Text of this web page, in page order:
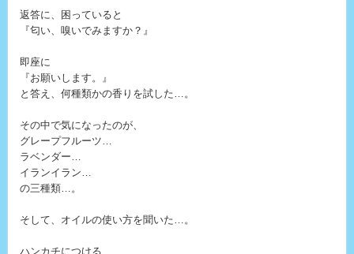
返答に、困っていると
『匂い、嗅いでみますか？』
即座に
『お願いします。』
と答え、何種類かの香りを試した…。
その中で気になったのが、
グレープフルーツ…
ラベンダー…
イランイラン…
の三種類…。
そして、オイルの使い方を聞いた…。
ハンカチにつける…